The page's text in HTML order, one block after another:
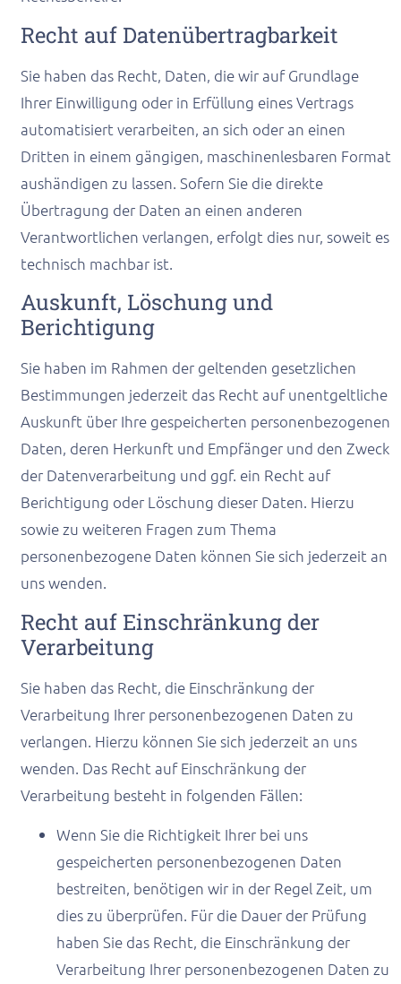
Recht auf Daten­übertrag­barkeit
Sie haben das Recht, Daten, die wir auf Grundlage
Ihrer Einwilligung oder in Erfüllung eines Vertrags
automatisiert verarbeiten, an sich oder an einen
Dritten in einem gängigen, maschinenlesbaren Format
aushändigen zu lassen. Sofern Sie die direkte
Übertragung der Daten an einen anderen
Verantwortlichen verlangen, erfolgt dies nur, soweit es
technisch machbar ist.
Auskunft, Löschung und
Berichtigung
Sie haben im Rahmen der geltenden gesetzlichen
Bestimmungen jederzeit das Recht auf unentgeltliche
Auskunft über Ihre gespeicherten personenbezogenen
Daten, deren Herkunft und Empfänger und den Zweck
der Datenverarbeitung und ggf. ein Recht auf
Berichtigung oder Löschung dieser Daten. Hierzu
sowie zu weiteren Fragen zum Thema
personenbezogene Daten können Sie sich jederzeit an
uns wenden.
Recht auf Einschränkung der
Verarbeitung
Sie haben das Recht, die Einschränkung der
Verarbeitung Ihrer personenbezogenen Daten zu
verlangen. Hierzu können Sie sich jederzeit an uns
wenden. Das Recht auf Einschränkung der
Verarbeitung besteht in folgenden Fällen:
Wenn Sie die Richtigkeit Ihrer bei uns
gespeicherten personenbezogenen Daten
bestreiten, benötigen wir in der Regel Zeit, um
dies zu überprüfen. Für die Dauer der Prüfung
haben Sie das Recht, die Einschränkung der
Verarbeitung Ihrer personenbezogenen Daten zu